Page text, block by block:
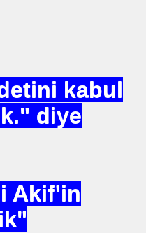
kabul
diye
Akif'in